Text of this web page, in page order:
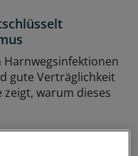
Harnwegsinfektionen
gute Verträglichkeit
zeigt, warum dieses